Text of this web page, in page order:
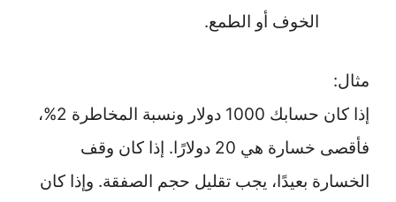
الخوف أو الطمع.
مثال:
إذا كان حسابك 1000 دولار ونسبة المخاطرة 2%،
فأقصى خسارة هي 20 دولارًا. إذا كان وقف
الخسارة بعيدًا، يجب تقليل حجم الصفقة. وإذا كان